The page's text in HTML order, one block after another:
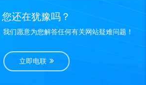
您还在犹豫吗？
们愿意为您解答任何有关网站疑难问题！
立即电联